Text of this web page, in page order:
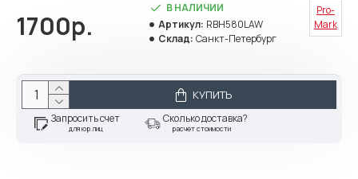
1700р.
В НАЛИЧИИ
Артикул: RBH580LAW
Склад: Санкт-Петербург
Pro-
Mark
КУПИТЬ
Запросить счет
для юр.лиц
Сколько доставка?
расчет стоимости